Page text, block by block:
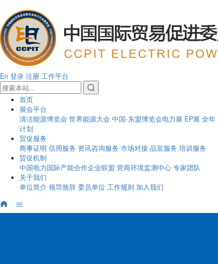
En 登录 注册 工作平台
首页
展会平台
清洁能源博览会 世界能源大会 中国-东盟博览会电力展 EP展 全年
计划
贸促服务
商事证明 信用服务 资讯咨询服务 市场对接 品宣服务 培训服务
贸促机制
中国电力国际产能合作企业联盟 营商环境监测中心 专家团队
关于我们
单位简介 领导致辞 委员单位 工作规则 加入我们